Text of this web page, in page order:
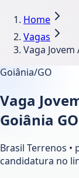
Home
Vagas
Vaga
Goiânia/GO
Vaga
Goiânia GO
Brasil Terrenos •
candidatura no